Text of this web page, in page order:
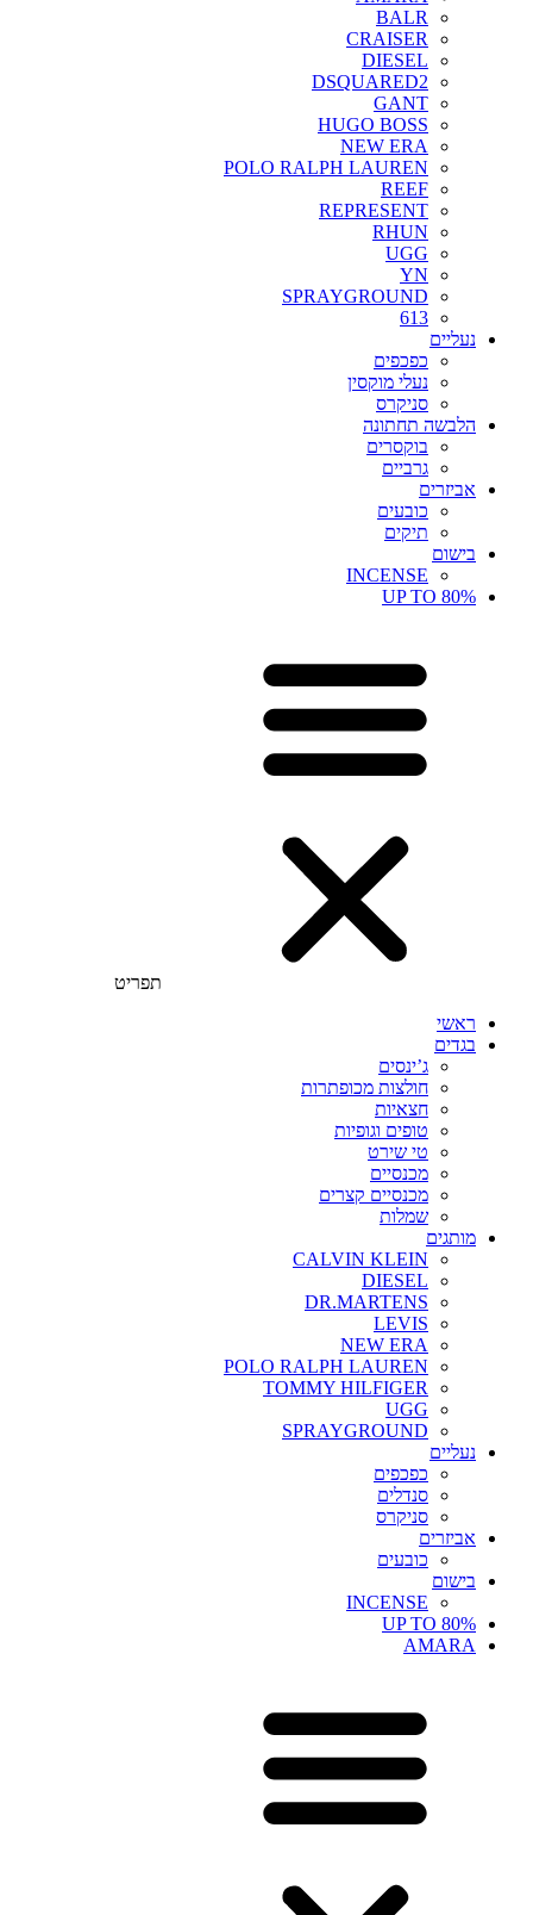
BALR
CRAISER
DIESEL
DSQUARED2
GANT
HUGO BOSS
NEW ERA
POLO RALPH LAUREN
REEF
REPRESENT
RHUN
UGG
YN
SPRAYGROUND
613
נעליים
כפכפים
נעלי מוקסין
סניקרס
הלבשה תחתונה
בוקסרים
גרביים
אביזרים
כובעים
תיקים
בישום
INCENSE
UP TO 80%
תפריט
ראשי
בגדים
ג’ינסים
חולצות מכופתרות
חצאיות
טופים וגופיות
טי שירט
מכנסיים
מכנסיים קצרים
שמלות
מותגים
CALVIN KLEIN
DIESEL
DR.MARTENS
LEVIS
NEW ERA
POLO RALPH LAUREN
TOMMY HILFIGER
UGG
SPRAYGROUND
נעליים
כפכפים
סנדלים
סניקרס
אביזרים
כובעים
בישום
INCENSE
UP TO 80%
AMARA